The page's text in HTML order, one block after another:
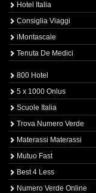
Hotel Italia
Consiglia Viaggi
iMontascale
Tenuta De Medici
800 Hotel
5 x 1000 Onlus
Scuole Italia
Trova Numero Verde
Materassi Materassi
Mutuo Fast
Best 4 Less
Numero Verde Online